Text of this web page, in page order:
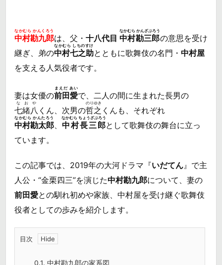
中村勘九郎
なかむら かんくろう
は、父・ 十八代目 中村勘三郎
なかむら かんざぶろう
の意思を受け
継ぎ、弟の中村七之助
なかむら しちのすけ
とともに歌舞伎の名門・ 中村屋
を支える人気役者です。
妻は女優の前田愛
まえだ あい
で、二人の間に生まれた長男の
七緒八
なおや
くん、次男の哲之
のりゆき
くんも、それぞれ
中村勘太郎
なかむら かんたろう
中村長三郎
なかむら ちょうざぶろう
として歌舞伎の舞台に立っ
ています。
この記事では、2019年の大河ドラマ『いだてん 』で主
人公・“金栗四三”を演じた中村勘九郎について、妻の
前田愛との馴れ初めや家族、中村屋を受け継ぐ歌舞伎
役者としての歩みを紹介します。
目次
0.1. 中村勘九郎の家系図